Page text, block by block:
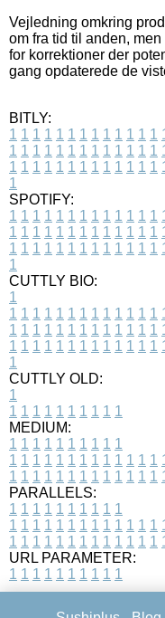
Vejledning omkring
om fra tid til anden,
for korrektioner der
gang opdaterede de
BITLY:
1 1 1 1 1 1 1 1 1 1 1 1 1
1 1 1 1 1 1 1 1 1 1 1 1 1
1 1 1 1 1 1 1 1 1 1 1 1 1
1
SPOTIFY:
1 1 1 1 1 1 1 1 1 1 1 1 1
1 1 1 1 1 1 1 1 1 1 1 1 1
1 1 1 1 1 1 1 1 1 1 1 1 1
1
CUTTLY BIO:
1
1 1 1 1 1 1 1 1 1 1 1 1 1
1 1 1 1 1 1 1 1 1 1 1 1 1
1 1 1 1 1 1 1 1 1 1 1 1 1
1
CUTTLY OLD:
1
1 1 1 1 1 1 1 1 1 1
MEDIUM:
1 1 1 1 1 1 1 1 1 1
1 1 1 1 1 1 1 1 1 1 1 1 1
1 1 1 1 1 1 1 1 1 1 1 1 1
PARALLELS:
1 1 1 1 1 1 1 1 1 1
1 1 1 1 1 1 1 1 1 1 1 1 1
1 1 1 1 1 1 1 1 1 1 1 1 1
URL PARAMETER:
1 1 1 1 1 1 1 1 1 1